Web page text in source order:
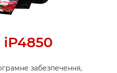
iP4850
забезпечення,